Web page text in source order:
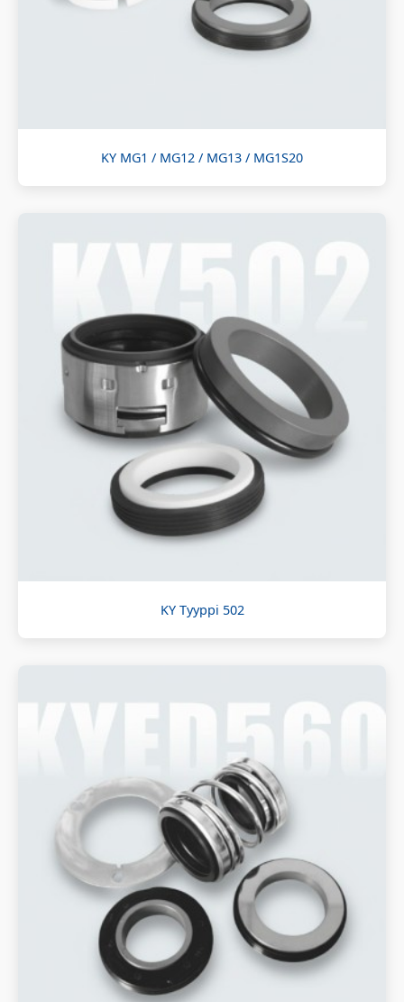
KY MG1 / MG12 / MG13 / MG1S20
KY Tyyppi 502